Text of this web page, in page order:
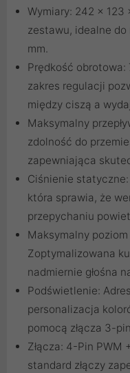
Wymiary: 242 x 123
zestawu, idealne
mm.
Prędkość obrotowa:
zakres regulacji
między ciszą a
Maksymalny
zdolność do
zapewniająca
Ciśnienie statyczne:
która sprawia, że
przepychaniu
Maksymalny poziom
Zoptymalizowana
nadmiernie głośna
Podświetlenie:
personalizacja
pomocą złącza 3-
Złącza: 4-Pin PWM
standard złączy